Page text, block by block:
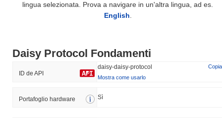
lingua selezionata. Prova a navigare in un'altra lingua, ad es.
English
Daisy Protocol Fondamenti
ID de API
daisy-daisy-protocol
Copia
Mostra come usarlo
Portafoglio hardware Sì